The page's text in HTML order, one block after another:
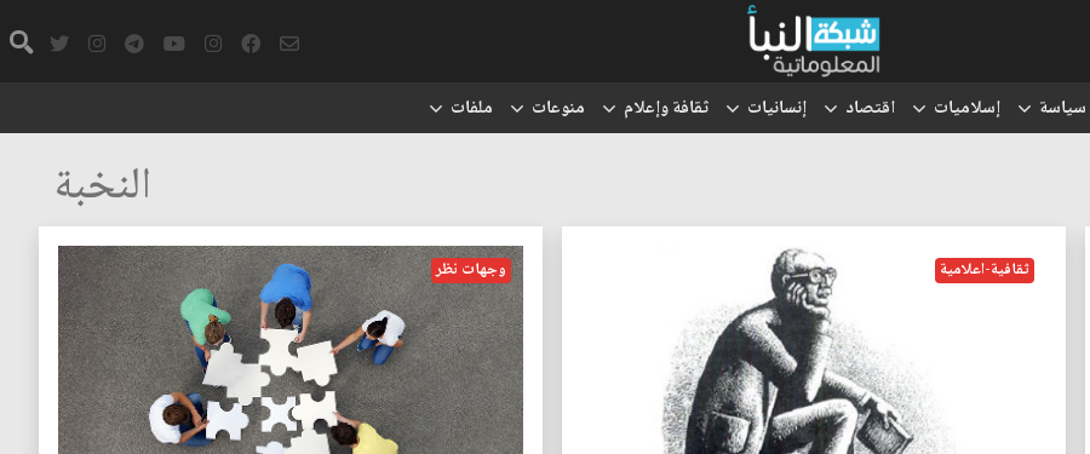
سياسة إسلاميات اقتصاد إنسانيات ثقافة وإعلام منوعات ملفات
النخبة
ثقافية-اعلامية وجهات نظر